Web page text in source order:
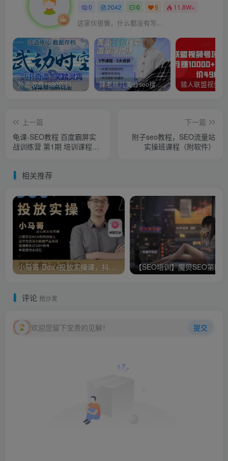
0 2042 0 5 11.8W+
这家伙很懒，什么都没有写...
外面收费1980的抖音武动时空直播项目，无需真人出镜，实时互动直播【软件+详细教程】 薛老丝儿美业seo搜索流量落地课，一周暴涨20w粉丝，全干货讲解
上一篇
龟课-SEO教程 百度霸屏实
战训练营 第1期 培训课程视
下一篇
附子seo教程，SEO流量站
实操班课程（附软件）
相关推荐
小马哥-Dou+投放实操课，抖加投放，随心推，付费起号逻辑，打破低播放转化 【SEO培训】魔贝SEO第四期
评论 抢沙发
欢迎您留下宝贵的见解！ 提交